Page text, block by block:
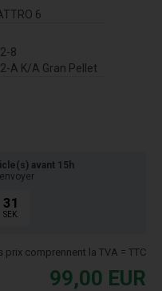
6
8
A K/A Gran Pellet
avant 15h
30
SEK.
prix comprennent la TVA = TTC
99,00 EUR